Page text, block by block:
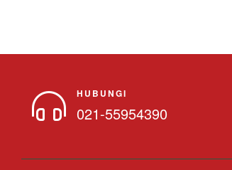
HUBUNGI
021-55954390